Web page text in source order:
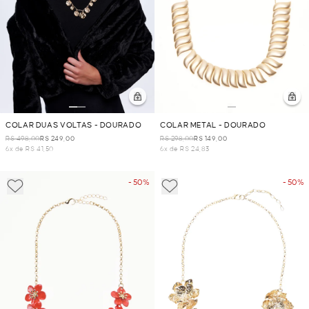
COLAR DUAS VOLTAS - DOURADO
R$ 498,00R$ 249,00
6x de R$ 41,50
COLAR METAL - DOURADO
R$ 298,00R$ 149,00
6x de R$ 24,83
- 50% - 50%